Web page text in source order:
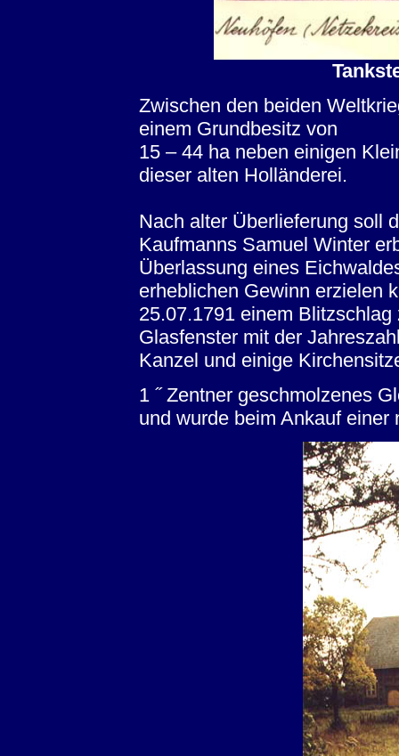
Zwischen den beiden
einem Grundbesitz von
15 – 44 ha neben einigen
dieser alten Holländerei.
Nach alter Überlieferung soll
Kaufmanns Samuel Winter
Überlassung eines
erheblichen Gewinn erzielen
25.07.1791 einem
Glasfenster mit der
Kanzel und einige
1 ˝ Zentner geschmolzenes
und wurde beim Ankauf